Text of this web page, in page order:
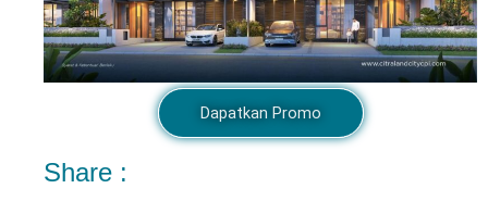
Dapatkan Promo
Share :